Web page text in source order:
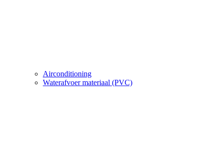
Airconditioning
Waterafvoer materiaal (PVC)